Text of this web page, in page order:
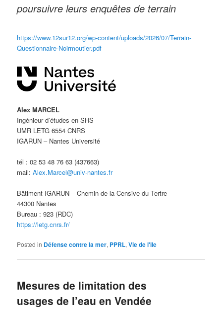
poursuivre leurs enquêtes de terrain
https://www.12sur12.org/wp-content/uploads/2026/07/Terrain-
Questionnaire-Noirmoutier.pdf
Alex MARCEL
Ingénieur d’études en SHS
UMR LETG 6554 CNRS
IGARUN – Nantes Université
tél : 02 53 48 76 63 (437663)
mail:Alex.Marcel@univ-nantes.fr
Bâtiment IGARUN – Chemin de la Censive du Tertre
44300 Nantes
Bureau : 923 (RDC)
https://letg.cnrs.fr/
Posted in Défense contre la mer, PPRL,Vie de l'ile
Mesures de limitation des
usages de l’eau en Vendée